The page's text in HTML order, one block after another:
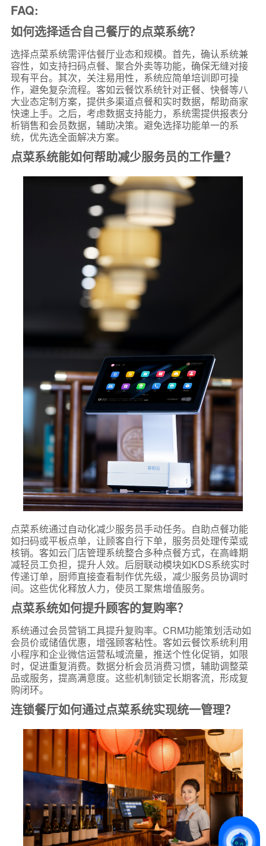
FAQ:
如何选择适合自己餐厅的点菜系统？
选择点菜系统需评估餐厅业态和规模。首先，确认系统兼
容性，如支持扫码点餐、聚合外卖等功能，确保无缝对接
现有平台。其次，关注易用性，系统应简单培训即可操
作，避免复杂流程。客如云餐饮系统针对正餐、快餐等八
大业态定制方案，提供多渠道点餐和实时数据，帮助商家
快速上手。之后，考虑数据支持能力，系统需提供报表分
析销售和会员数据，辅助决策。避免选择功能单一的系
统，优先选全面解决方案。
点菜系统能如何帮助减少服务员的工作量？
点菜系统通过自动化减少服务员手动任务。自助点餐功能
如扫码或平板点单，让顾客自行下单，服务员处理传菜或
核销。客如云门店管理系统整合多种点餐方式，在高峰期
减轻员工负担，提升人效。后厨联动模块如KDS系统实时
传递订单，厨师直接查看制作优先级，减少服务员协调时
间。这些优化释放人力，使员工聚焦增值服务。
点菜系统如何提升顾客的复购率？
系统通过会员营销工具提升复购率。CRM功能策划活动如
会员价或储值优惠，增强顾客粘性。客如云餐饮系统利用
小程序和企业微信运营私域流量，推送个性化促销，如限
时，促进重复消费。数据分析会员消费习惯，辅助调整菜
品或服务，提高满意度。这些机制锁定长期客流，形成复
购闭环。
连锁餐厅如何通过点菜系统实现统一管理？
联系方式
+86
所属业态
我的姓名